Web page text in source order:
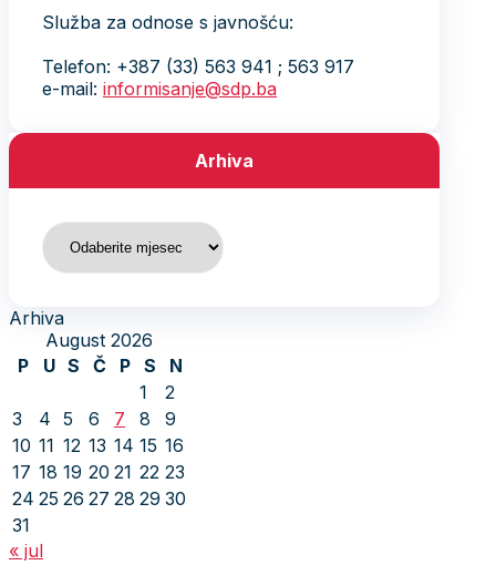
Služba za odnose s javnošću:
Telefon: +387 (33) 563 941 ; 563 917
e-mail: informisanje@sdp.ba
Arhiva
Arhiva
Arhiva
August 2026
P
U S Č P S
N
1
2
3
4 5 6 7 8
9
10 11 12 13 14 15 16
17 18 19 20 21 22 23
24 25 26 27 28 29 30
31
« jul